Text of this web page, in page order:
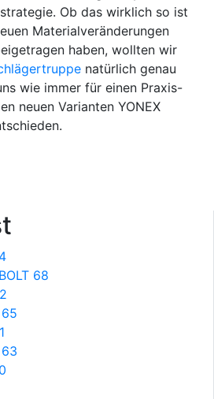
Ob das wirklich so ist
Materialveränderungen
haben, wollten wir
natürlich genau
wie immer für einen Praxis-
neuen Varianten YONEX
68
65
63